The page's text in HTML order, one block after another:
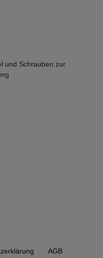
und Schrauben zur
AGB